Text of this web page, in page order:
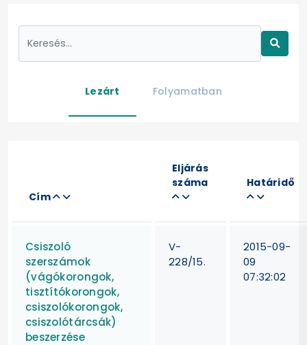
Lezárt Folyamatban
Cím
Eljárás
száma
Határidő
Csiszoló
szerszámok
(vágókorongok,
tisztítókorongok,
csiszolókorongok,
csiszolótárcsák)
beszerzése
V-
228/15.
2015-09-
09
07:32:02